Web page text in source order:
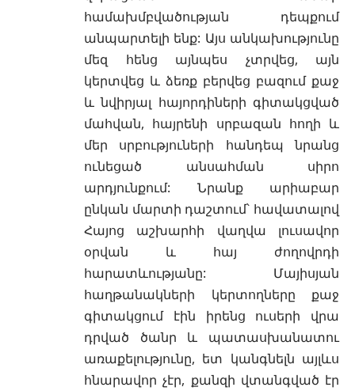
համախմբվածության դեպքում
անպարտելի ենք: Այս անկախությունը
մեզ հենց այնպես չտրվեց, այն
կերտվեց և ձեռք բերվեց բազում քաջ
և նվիրյալ հայորդիների գիտակցված
մահվան, հայրենի սրբազան հողի և
մեր սրբություների հանդեպ նրանց
ունեցած անսահման սիրո
արդյունքում: Նրանք արիաբար
ընկան մարտի դաշտում՝ հավատալով
Հայոց աշխարհի վաղվա լուսավոր
օրվան և հայ ժողովրդի
հարատևությանը: Մայիսյան
հաղթանակների կերտողները քաջ
գիտակցում էին իրենց ուսերի վրա
դրված ծանր և պատասխանատու
առաքելությունը, ետ կանգնելն այլևս
հնարավոր չէր, քանզի վտանգված էր